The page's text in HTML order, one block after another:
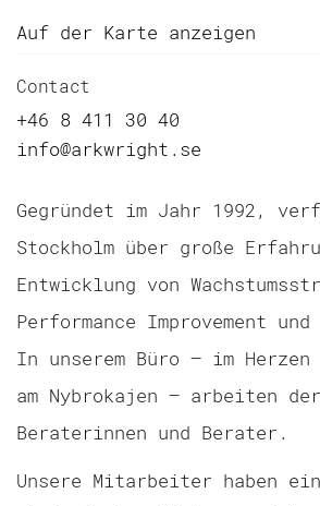
Auf der Karte anzeigen
Contact
+46 8 411 30 40
info@arkwright.se
Gegründet im Jahr 1992,
Stockholm über große
Entwicklung von
Performance Improvement und
In unserem Büro – im Herzen
am Nybrokajen – arbeiten
Beraterinnen und Berater.
Unsere Mitarbeiter haben